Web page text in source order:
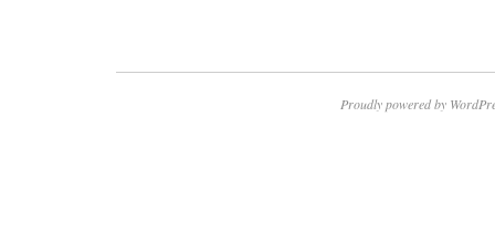
Proudly powered by